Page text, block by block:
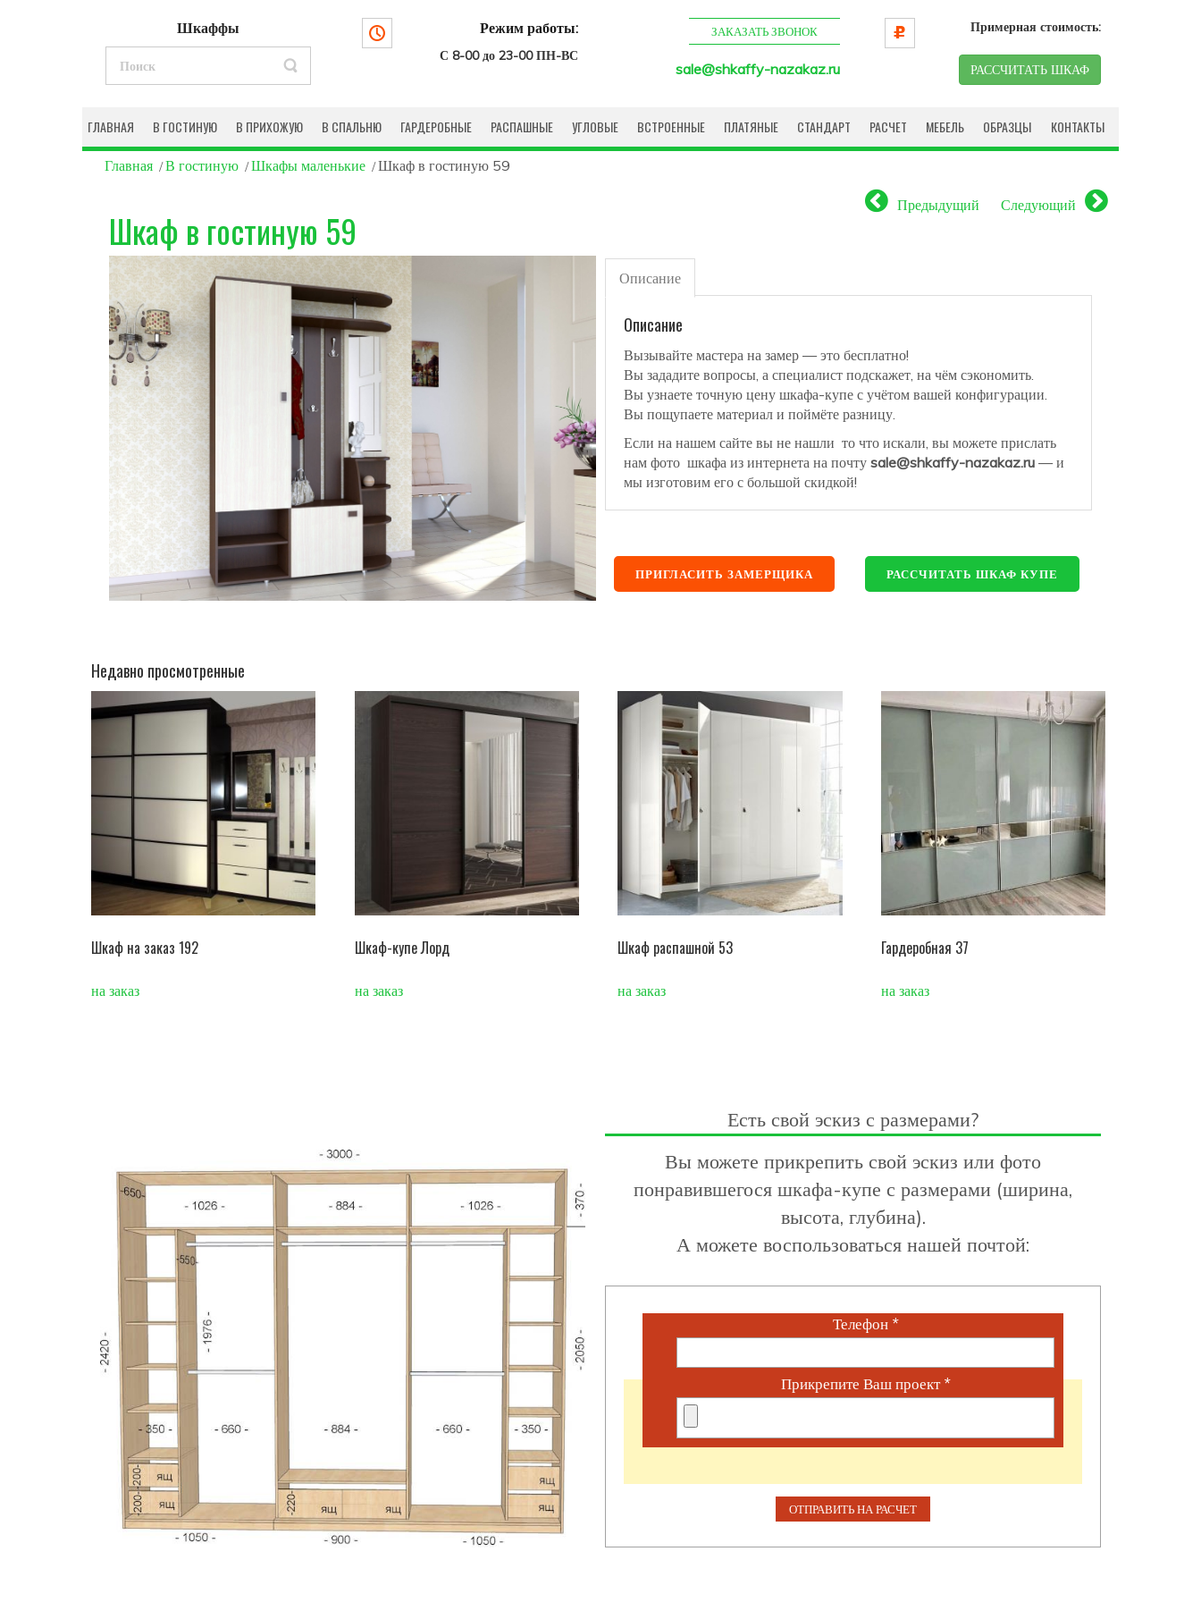
Шкаффы Режим работы:
С 8-00 до 23-00 ПН-ВС
ЗАКАЗАТЬ ЗВОНОК
sale@shkaffy-nazakaz.ru
Примерная стоимость:
РАССЧИТАТЬ ШКАФ
ГЛАВНАЯ В ГОСТИНУЮ В ПРИХОЖУЮ В СПАЛЬНЮ ГАРДЕРОБНЫЕ РАСПАШНЫЕ УГЛОВЫЕ ВСТРОЕННЫЕ ПЛАТЯНЫЕ СТАНДАРТ РАСЧЕТ МЕБЕЛЬ ОБРАЗЦЫ КОНТАКТЫ
Главная В гостиную Шкафы маленькие Шкаф в гостиную 59
Предыдущий Следующий
Шкаф в гостиную 59
Описание
Описание
Вызывайте мастера на замер — это бесплатно!
Вы зададите вопросы, а специалист подскажет, на чём сэкономить.
Вы узнаете точную цену шкафа-купе с учётом вашей конфигурации.
Вы пощупаете материал и поймёте разницу.
Если на нашем сайте вы не нашли то что искали, вы можете прислать
нам фото шкафа из интернета на почту sale@shkaffy-nazakaz.ru — и
мы изготовим его с большой скидкой!
ПРИГЛАСИТЬ ЗАМЕРЩИКА РАССЧИТАТЬ ШКАФ КУПЕ
Недавно просмотренные
Шкаф на заказ 192
на заказ
Шкаф-купе Лорд
на заказ
Шкаф распашной 53
на заказ
Гардеробная 37
на заказ
Есть свой эскиз с размерами?
Вы можете прикрепить свой эскиз или фото
понравившегося шкафа-купе с размерами (ширина,
высота, глубина).
А можете воспользоваться нашей почтой:
Телефон *
Прикрепите Ваш проект*